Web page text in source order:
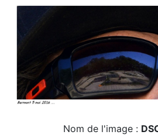
Nom de l'image :